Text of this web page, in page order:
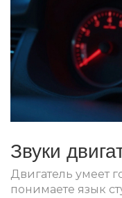
Звуки
Двигатель умеет
понимаете язык